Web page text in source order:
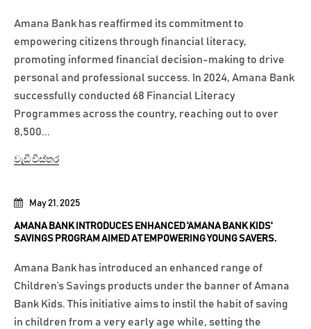
May 21, 2025
AMANA BANK INTRODUCES ENHANCED 'AMANA BANK KIDS'
SAVINGS PROGRAM AIMED AT EMPOWERING YOUNG SAVERS.
Amana Bank has introduced an enhanced range of
Children’s Savings products under the banner of Amana
Bank Kids. This initiative aims to instil the habit of saving
in children from a very early age while, setting the
Amana Bank has reaffirmed its commitment to
empowering citizens through financial literacy,
promoting informed financial decision-making to drive
personal and professional success. In 2024, Amana Bank
successfully conducted 68 Financial Literacy
Programmes across the country, reaching out to over
8,500...
වැඩි විස්තර